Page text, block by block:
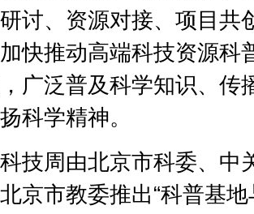
讨、资源对接、项目共
快推动高端科技资源科
广泛普及科学知识、传
科学精神。
周由北京市科委、中
京市教委推出“科普基